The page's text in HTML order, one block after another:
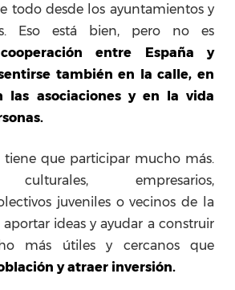
todo desde los ayuntamientos y
Eso está bien, pero no es
entre España y
también en la calle, en
las asociaciones y en la vida
tiene que participar mucho más.
culturales, empresarios,
juveniles o vecinos de la
ideas y ayudar a construir
más útiles y cercanos que
y atraer inversión.